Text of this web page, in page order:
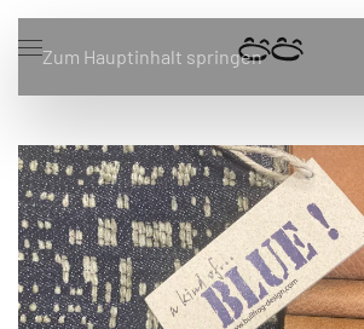
Zum Hauptinhalt springen